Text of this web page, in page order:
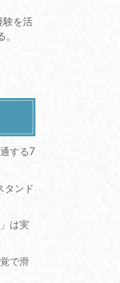
験を活
する7
タンド
は実
で滑